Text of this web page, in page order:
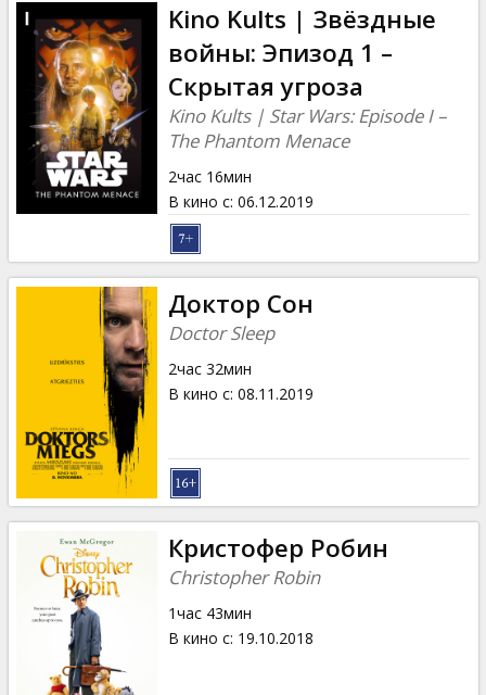
Kino Kults | Звёздные
войны: Эпизод 1 –
Скрытая угроза
Kino Kults | Star Wars: Episode I –
The Phantom Menace
2час 16мин
В кино с: 06.12.2019
Доктор Сон
Doctor Sleep
2час 32мин
В кино с: 08.11.2019
Кристофер Робин
Christopher Robin
1час 43мин
В кино с: 19.10.2018